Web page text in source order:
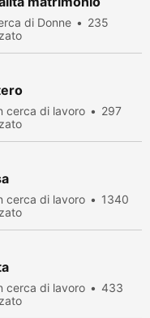
di Donne
235
cerca di lavoro
297
cerca di lavoro
1340
cerca di lavoro
433